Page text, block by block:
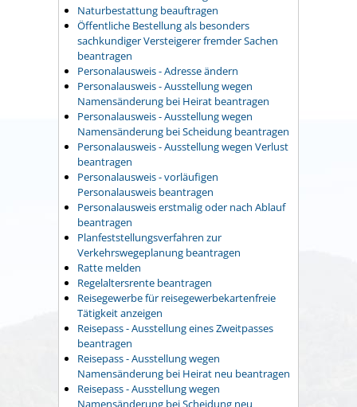
Naturbestattung beauftragen
Öffentliche Bestellung als besonders
sachkundiger Versteigerer fremder Sachen
beantragen
Personalausweis - Adresse ändern
Personalausweis - Ausstellung wegen
Namensänderung bei Heirat beantragen
Personalausweis - Ausstellung wegen
Namensänderung bei Scheidung beantragen
Personalausweis - Ausstellung wegen Verlust
beantragen
Personalausweis - vorläufigen
Personalausweis beantragen
Personalausweis erstmalig oder nach Ablauf
beantragen
Planfeststellungsverfahren zur
Verkehrswegeplanung beantragen
Ratte melden
Regelaltersrente beantragen
Reisegewerbe für reisegewerbekartenfreie
Tätigkeit anzeigen
Reisepass - Ausstellung eines Zweitpasses
beantragen
Reisepass - Ausstellung wegen
Namensänderung bei Heirat neu beantragen
Reisepass - Ausstellung wegen
Namensänderung bei Scheidung neu